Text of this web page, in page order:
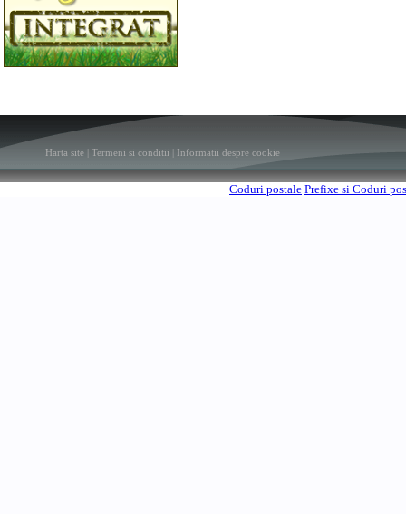
Harta site | Termeni si conditii | Informatii despre cookie
Coduri postale Prefixe si Coduri